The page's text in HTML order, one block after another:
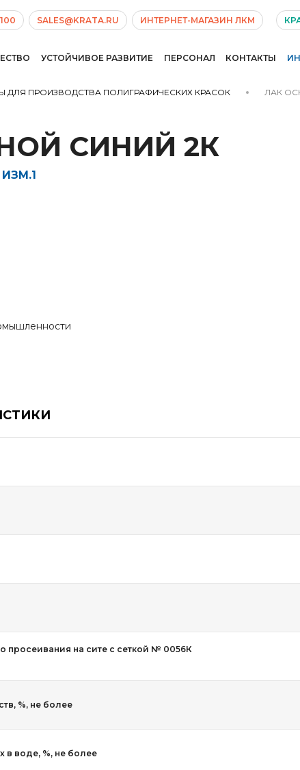
SALES@KRATA.RU ИНТЕРНЕТ-МАГАЗИН ЛКМ
УСТОЙЧИВОЕ РАЗВИТИЕ ПЕРСОНАЛ КОНТАКТЫ
ДЛЯ ПРОИЗВОДСТВА ПОЛИГРАФИЧЕСКИХ КРАСОК ЛАК
СИНИЙ 2К
ИЗМ.1
просеивания на сите с сеткой № 0056К
%, не более
в воде, %, не более